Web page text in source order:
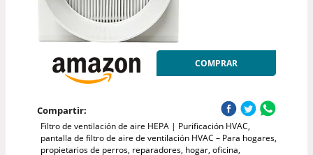
COMPRAR
Compartir:
Filtro de ventilación de aire HEPA | Purificación HVAC,
pantalla de filtro de aire de ventilación HVAC – Para hogares,
propietarios de perros, reparadores, hogar, oficina,